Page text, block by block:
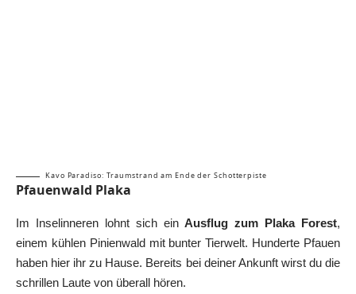
Kavo Paradiso: Traumstrand am Ende der Schotterpiste
Pfauenwald Plaka
Im Inselinneren lohnt sich einAusflug zum Plaka Forest,
einem kühlen Pinienwald mit bunter Tierwelt. Hunderte Pfauen
haben hier ihr zu Hause. Bereits bei deiner Ankunft wirst du die
schrillen Laute von überall hören.